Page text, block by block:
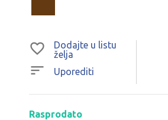
Dodajte u listu
želja
Uporediti
Rasprodato